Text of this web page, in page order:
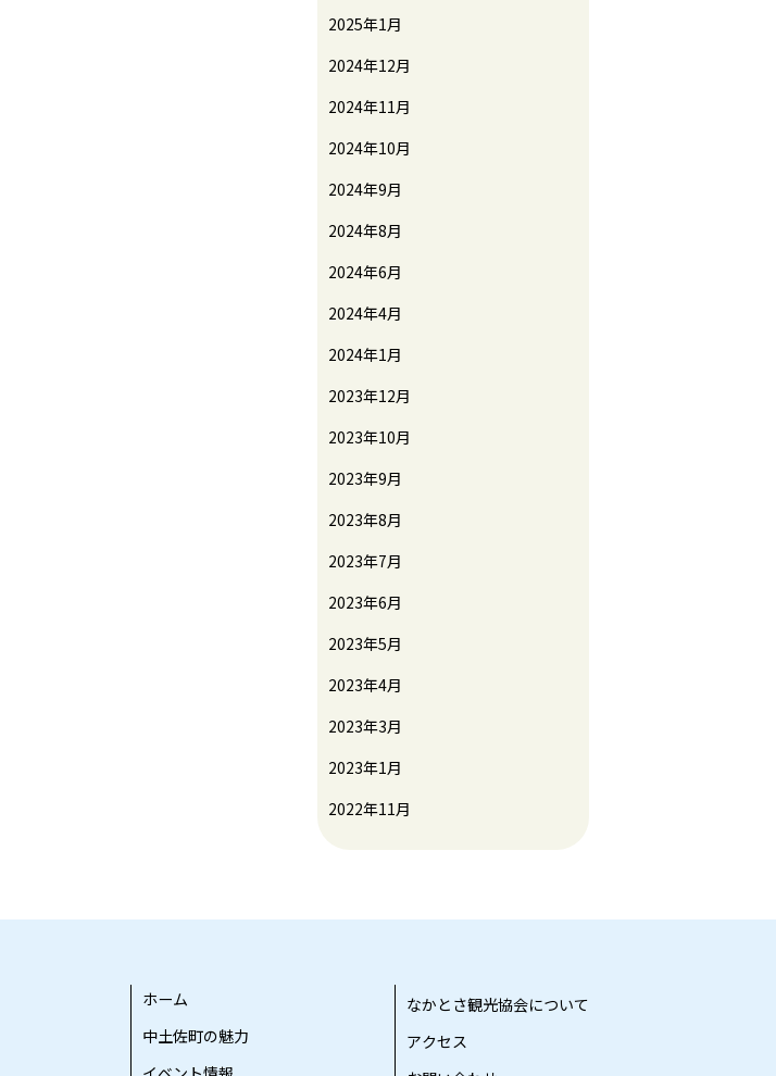
2025年1月
2024年12月
2024年11月
2024年10月
2024年9月
2024年8月
2024年6月
2024年4月
2024年1月
2023年12月
2023年10月
2023年9月
2023年8月
2023年7月
2023年6月
2023年5月
2023年4月
2023年3月
2023年1月
2022年11月
ホーム
中土佐町の魅力
なかとさ観光協会について
アクセス